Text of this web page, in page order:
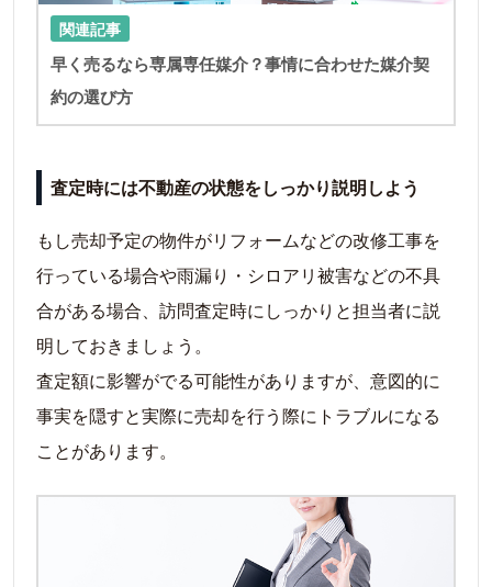
関連記事
早く売るなら専属専任媒介？事情に合わせた媒介契
約の選び方
査定時には不動産の状態をしっかり説明しよう
もし売却予定の物件がリフォームなどの改修工事を
行っている場合や雨漏り・シロアリ被害などの不具
合がある場合、訪問査定時にしっかりと担当者に説
明しておきましょう。
査定額に影響がでる可能性がありますが、意図的に
事実を隠すと実際に売却を行う際にトラブルになる
ことがあります。